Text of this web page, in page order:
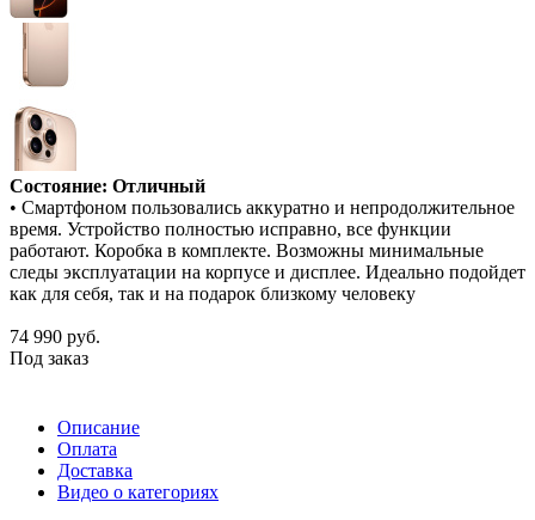
Состояние: Отличный
• Смартфоном пользовались аккуратно и непродолжительное
время. Устройство полностью исправно, все функции
работают. Коробка в комплекте. Возможны минимальные
следы эксплуатации на корпусе и дисплее. Идеально подойдет
как для себя, так и на подарок близкому человеку
74 990 руб.
Под заказ
Описание
Оплата
Доставка
Видео о категориях